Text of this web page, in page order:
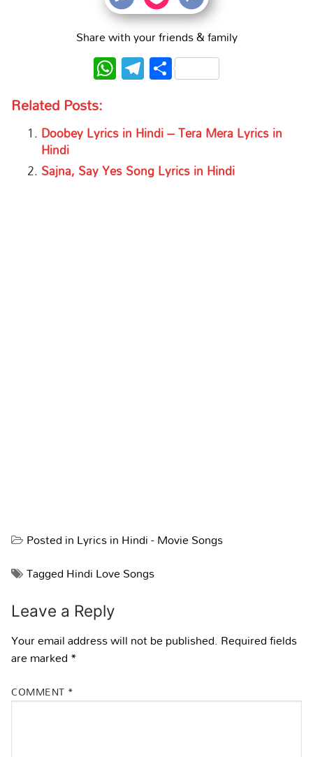
Share with your friends & family
WhatsApp
Telegram
Share
Related Posts:
Doobey Lyrics in Hindi – Tera Mera Lyrics in
Hindi
Sajna, Say Yes Song Lyrics in Hindi
Posted inLyrics in Hindi - Movie Songs
TaggedHindi Love Songs
Leave a Reply
Your email address will not be published. Required fields
are marked*
COMMENT *